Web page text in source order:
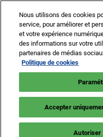
contenu
8 -13 sept. 2026
Cannes – Vieux Port & Port Canto
Nous utilisons des cookies
service, pour améliorer et
et votre expérience
des informations sur votre
partenaires de médias
Politique de cookies
Accepter
Autoriser